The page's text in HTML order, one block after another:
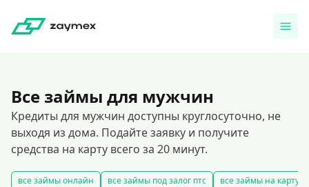
Все займы для мужчин
Кредиты для мужчин доступны круглосуточно, не
выходя из дома. Подайте заявку и получите
средства на карту всего за 20 минут.
все займы онлайн все займы под залог птс все займы на карту